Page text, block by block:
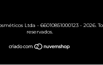
Ltda - 66010851000123 - 2026.
reservados.